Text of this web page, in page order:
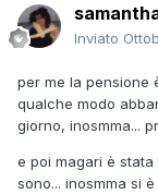
Inviato
per me la pensione
qualche modo
giorno, inosmma...
e poi magari è
sono... inosmma si